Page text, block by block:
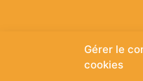
Gérer le
cookies
Suivez-